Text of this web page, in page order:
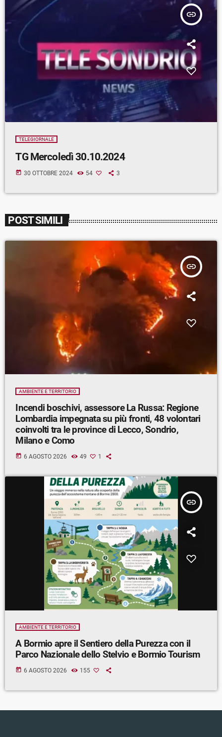
insert_link
TELEGIORNALE
TG Mercoledì 30.10.2024
today 30 OTTOBRE 2024 54 3
POST SIMILI
insert_link
AMBIENTE E TERRITORIO
Incendi boschivi, assessore La Russa: Regione
Lombardia impegnata su più fronti, 48 volontari
coinvolti tra le province di Lecco, Sondrio,
Milano e Como
today 6 AGOSTO 2026 49 1
insert_link
AMBIENTE E TERRITORIO
A Bormio apre il Sentiero della Purezza con il
Parco Nazionale dello Stelvio e Bormio Tourism
today 6 AGOSTO 2026 155